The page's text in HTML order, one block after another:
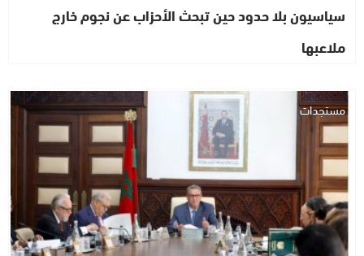
سياسيون بلا حدود حين تبحث الأحزاب عن نجوم خارج
ملاعبها
مستجدات